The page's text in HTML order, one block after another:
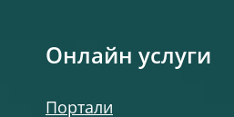
Онлайн услуги
Портали